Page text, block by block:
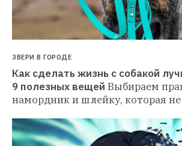
ЗВЕРИ В ГОРОДЕ
Как сделать жизнь с собакой
9 полезных вещей Выбираем
намордник и шлейку, которая не